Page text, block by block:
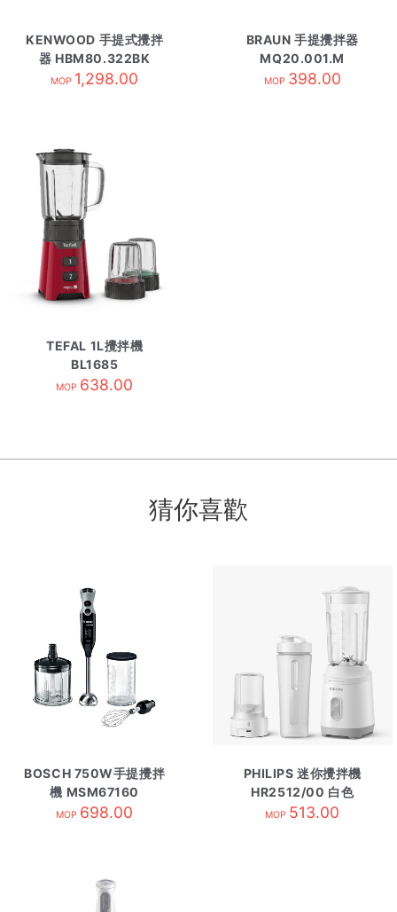
KENWOOD 手提式攪拌
器 HBM80.322BK
MOP 1,298.00
BRAUN 手提攪拌器
MQ20.001.M
MOP 398.00
TEFAL 1L攪拌機
BL1685
MOP 638.00
猜你喜歡
BOSCH 750W手提攪拌
機 MSM67160
MOP 698.00
PHILIPS 迷你攪拌機
HR2512/00 白色
MOP 513.00